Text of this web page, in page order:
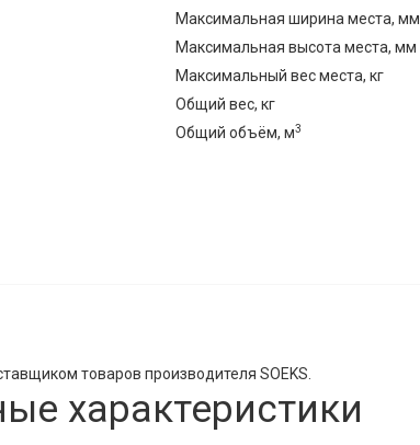
Максимальная ширина места, мм
Максимальная высота места, мм
Максимальный вес места, кг
Общий вес, кг
Общий объём, м3
товаров производителя SOEKS.
характеристики